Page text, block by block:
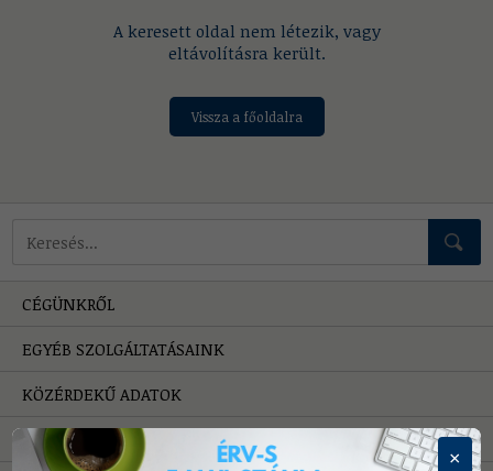
A keresett oldal nem létezik, vagy
eltávolításra került.
Vissza a főoldalra
Mire keressünk?
CÉGÜNKRŐL
EGYÉB SZOLGÁLTATÁSAINK
KÖZÉRDEKŰ ADATOK
HIBAELHÁRÍTÁS
×